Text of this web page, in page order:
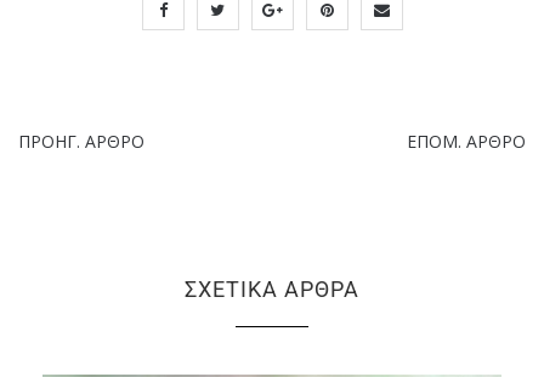
ΠΡΟΗΓ. ΆΡΘΡΟ ΕΠΌΜ. ΆΡΘΡΟ
ΣΧΕΤΙΚΆ ΆΡΘΡΑ